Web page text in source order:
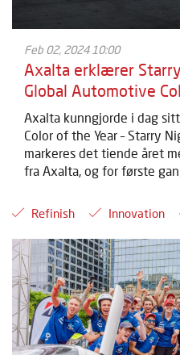
Feb 02, 2024 10:00
Axalta erklærer
Global Automotive
Axalta kunngjorde i dag
Color of the Year – Starry
markeres det tiende året
fra Axalta, og for første
Refinish Innovation